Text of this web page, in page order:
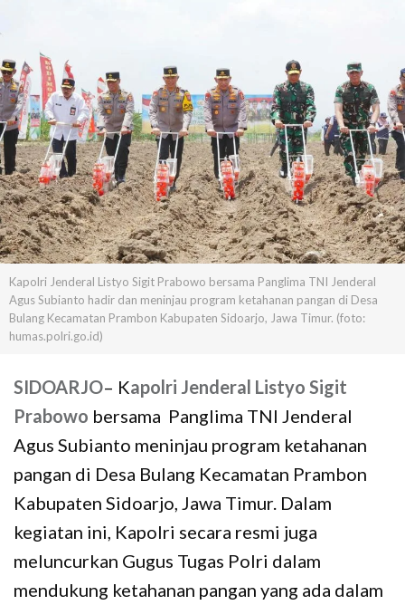
Kapolri Jenderal Listyo Sigit Prabowo bersama Panglima TNI Jenderal
Agus Subianto hadir dan meninjau program ketahanan pangan di Desa
Bulang Kecamatan Prambon Kabupaten Sidoarjo, Jawa Timur. (foto:
humas.polri.go.id)
SIDOARJO– Kapolri Jenderal Listyo Sigit
Prabowo bersama Panglima TNI Jenderal
Agus Subianto meninjau program ketahanan
pangan di Desa Bulang Kecamatan Prambon
Kabupaten Sidoarjo, Jawa Timur. Dalam
kegiatan ini, Kapolri secara resmi juga
meluncurkan Gugus Tugas Polri dalam
mendukung ketahanan pangan yang ada dalam